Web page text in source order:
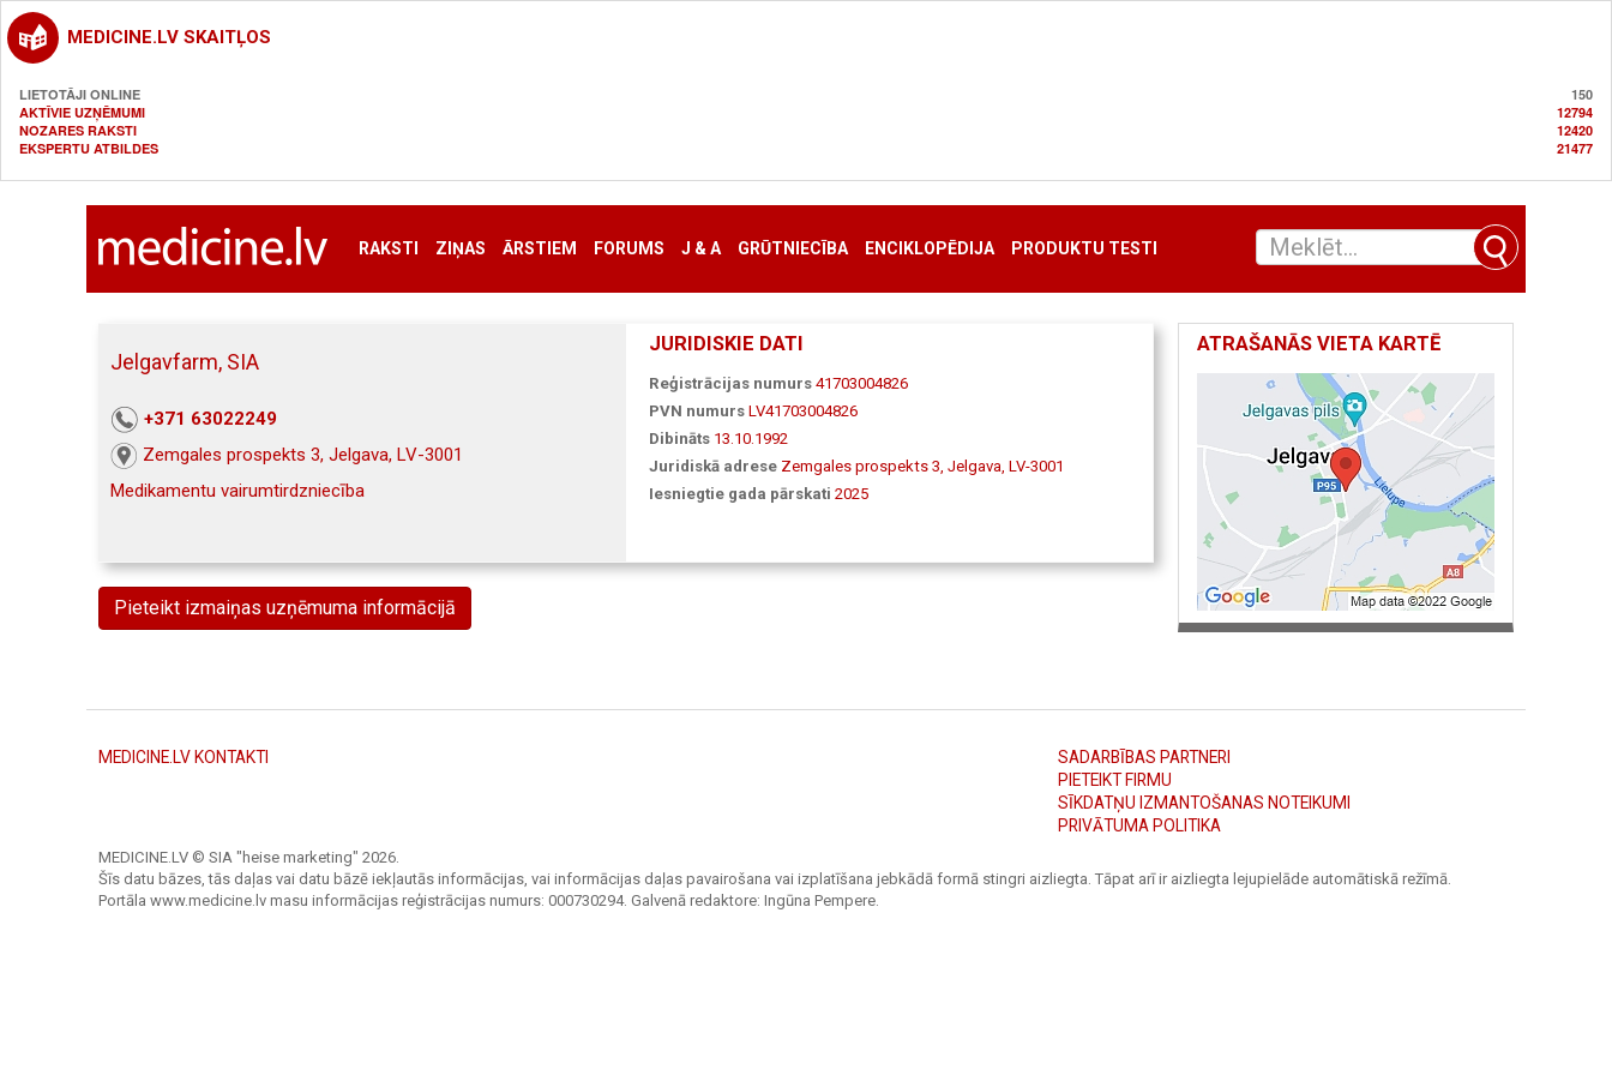
MEDICINE.LV SKAITĻOS
LIETOTĀJI ONLINE
150
AKTĪVIE UZŅĒMUMI
12794
NOZARES RAKSTI
12420
EKSPERTU ATBILDES
21477
RAKSTI ZIŅAS ĀRSTIEM FORUMS J & A GRŪTNIECĪBA ENCIKLOPĒDIJA PRODUKTU TESTI
Jelgavfarm, SIA
+371 63022249
Zemgales prospekts 3, Jelgava, LV-3001
Medikamentu vairumtirdzniecība
JURIDISKIE DATI
Reģistrācijas numurs 41703004826
PVN numurs LV41703004826
Dibināts 13.10.1992
Juridiskā adrese Zemgales prospekts 3, Jelgava, LV-3001
Iesniegtie gada pārskati 2025
Pieteikt izmaiņas uzņēmuma informācijā
ATRAŠANĀS VIETA KARTĒ
MEDICINE.LV KONTAKTI
SADARBĪBAS PARTNERI
PIETEIKT FIRMU
SĪKDATŅU IZMANTOŠANAS NOTEIKUMI
PRIVĀTUMA POLITIKA
MEDICINE.LV © SIA "heise marketing" 2026.
Šīs datu bāzes, tās daļas vai datu bāzē iekļautās informācijas, vai informācijas daļas pavairošana vai izplatīšana jebkādā formā stingri aizliegta. Tāpat arī ir aizliegta lejupielāde automātiskā režīmā.
Portāla www.medicine.lv masu informācijas reģistrācijas numurs: 000730294. Galvenā redaktore: Ingūna Pempere.